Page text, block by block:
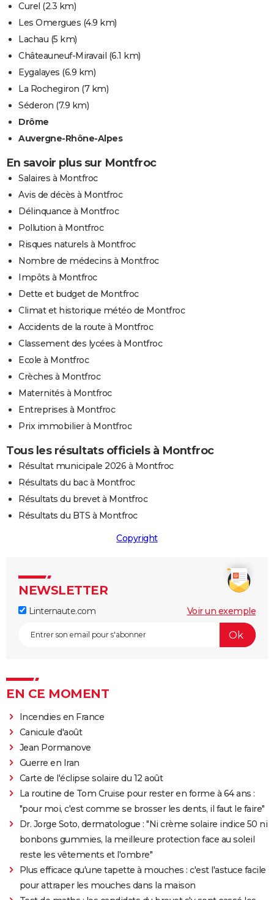
Curel (2.3 km)
Les Omergues (4.9 km)
Lachau (5 km)
Châteauneuf-Miravail (6.1 km)
Eygalayes (6.9 km)
La Rochegiron (7 km)
Séderon (7.9 km)
Drôme
Auvergne-Rhône-Alpes
En savoir plus sur Montfroc
Salaires à Montfroc
Avis de décès à Montfroc
Délinquance à Montfroc
Pollution à Montfroc
Risques naturels à Montfroc
Nombre de médecins à Montfroc
Impôts à Montfroc
Dette et budget de Montfroc
Climat et historique météo de Montfroc
Accidents de la route à Montfroc
Classement des lycées à Montfroc
Ecole à Montfroc
Crèches à Montfroc
Maternités à Montfroc
Entreprises à Montfroc
Prix immobilier à Montfroc
Tous les résultats officiels à Montfroc
Résultat municipale 2026 à Montfroc
Résultats du bac à Montfroc
Résultats du brevet à Montfroc
Résultats du BTS à Montfroc
Copyright
NEWSLETTER
Linternaute.com Voir un exemple
EN CE MOMENT
Incendies en France
Canicule d'août
Jean Pormanove
Guerre en Iran
Carte de l'éclipse solaire du 12 août
La routine de Tom Cruise pour rester en forme à 64 ans :
"pour moi, c'est comme se brosser les dents, il faut le faire"
Dr. Jorge Soto, dermatologue : "Ni crème solaire indice 50 ni
bonbons gummies, la meilleure protection face au soleil
reste les vêtements et l'ombre"
Plus efficace qu'une tapette à mouches : c'est l'astuce facile
pour attraper les mouches dans la maison